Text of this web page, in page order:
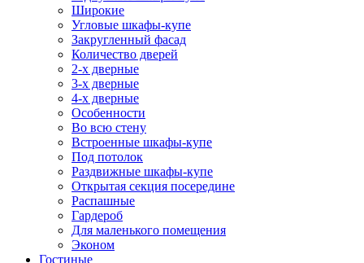
Широкие
Угловые шкафы-купе
Закругленный фасад
Количество дверей
2-х дверные
3-х дверные
4-х дверные
Особенности
Во всю стену
Встроенные шкафы-купе
Под потолок
Раздвижные шкафы-купе
Открытая секция посередине
Распашные
Гардероб
Для маленького помещения
Эконом
Гостиные